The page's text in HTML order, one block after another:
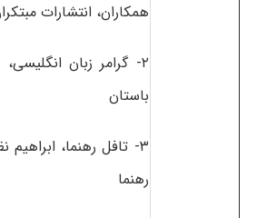
همکاران، انتشارات
۲- گرامر زبان
باستان
۳- تافل رهنما،
رهنما